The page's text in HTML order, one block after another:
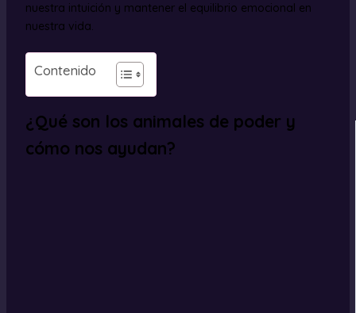
nuestra intuición y mantener el equilibrio emocional en
nuestra vida.
Contenido
¿Qué son los animales de poder y
cómo nos ayudan?